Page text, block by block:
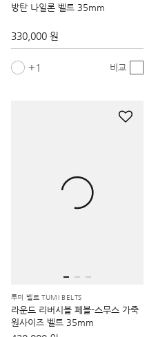
방탄 나일론 벨트 35mm
330,000 원
1 비교
투미 벨트 TUMI BELTS
라운드 리버시블 페블-스무스 가죽
원사이즈 벨트 35mm